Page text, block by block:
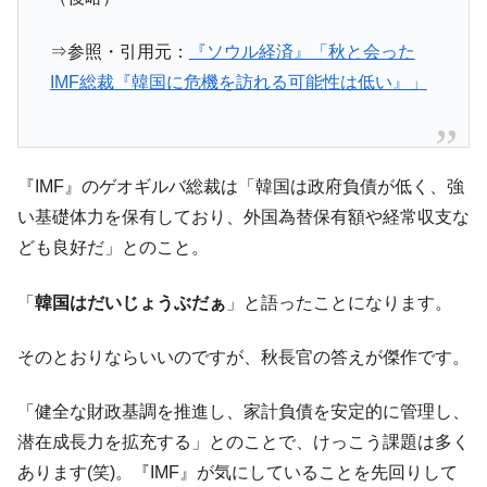
⇒参照・引用元：
『ソウル経済』「秋と会った
IMF総裁『韓国に危機を訪れる可能性は低い』」
『IMF』のゲオギルバ総裁は「韓国は政府負債が低く、強
い基礎体力を保有しており、外国為替保有額や経常収支な
ども良好だ」とのこと。
「 韓国はだいじょうぶだぁ 」と語ったことになります。
そのとおりならいいのですが、秋長官の答えが傑作です。
「健全な財政基調を推進し、家計負債を安定的に管理し、
潜在成長力を拡充する」とのことで、けっこう課題は多く
あります(笑)。『IMF』が気にしていることを先回りして